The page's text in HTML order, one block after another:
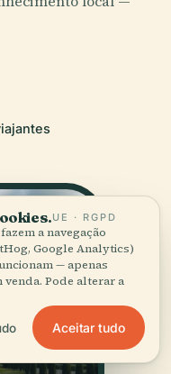
UE · RGPD
a navegação
Google Analytics)
— apenas
venda. Pode alterar a
Aceitar tudo